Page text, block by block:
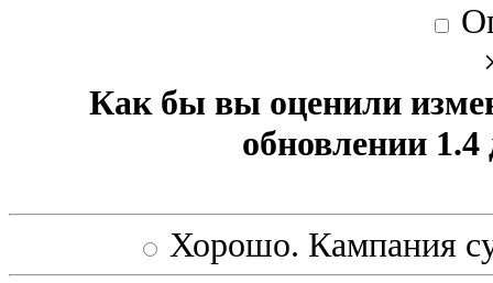
Как бы вы оценили
обновлении
Хорошо. Кампания